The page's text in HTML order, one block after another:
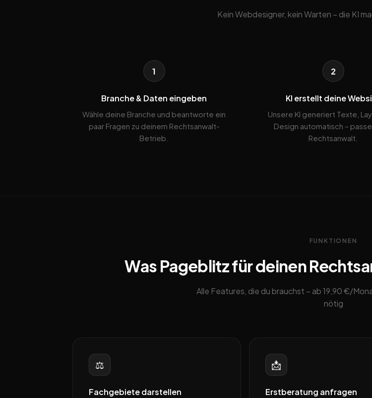
Kein Webdesigner, kein Warten – die KI
1
Branche & Daten eingeben
Wähle deine Branche und beantworte ein
paar Fragen zu deinem Rechtsanwalt-
Betrieb.
2
KI erstellt deine
Unsere KI generiert Texte,
Design automatisch –
Rechtsanwalt.
FUNKTIONEN
Was Pageblitz für deinen
Alle Features, die du brauchst – ab 19,90 €/
nötig
⚖️
Fachgebiete darstellen
📩
Erstberatung anfragen